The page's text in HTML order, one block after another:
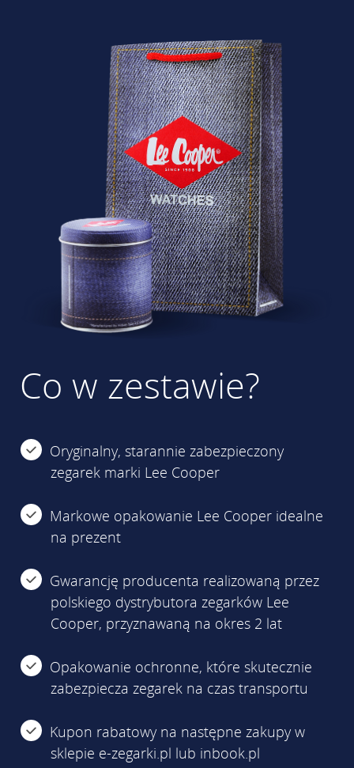
Co w zestawie?
Oryginalny, starannie zabezpieczony
zegarek marki Lee Cooper
Markowe opakowanie Lee Cooper idealne
na prezent
Gwarancję producenta realizowaną przez
polskiego dystrybutora zegarków Lee
Cooper, przyznawaną na okres 2 lat
Opakowanie ochronne, które skutecznie
zabezpiecza zegarek na czas transportu
Kupon rabatowy na następne zakupy w
sklepie e-zegarki.pl lub inbook.pl